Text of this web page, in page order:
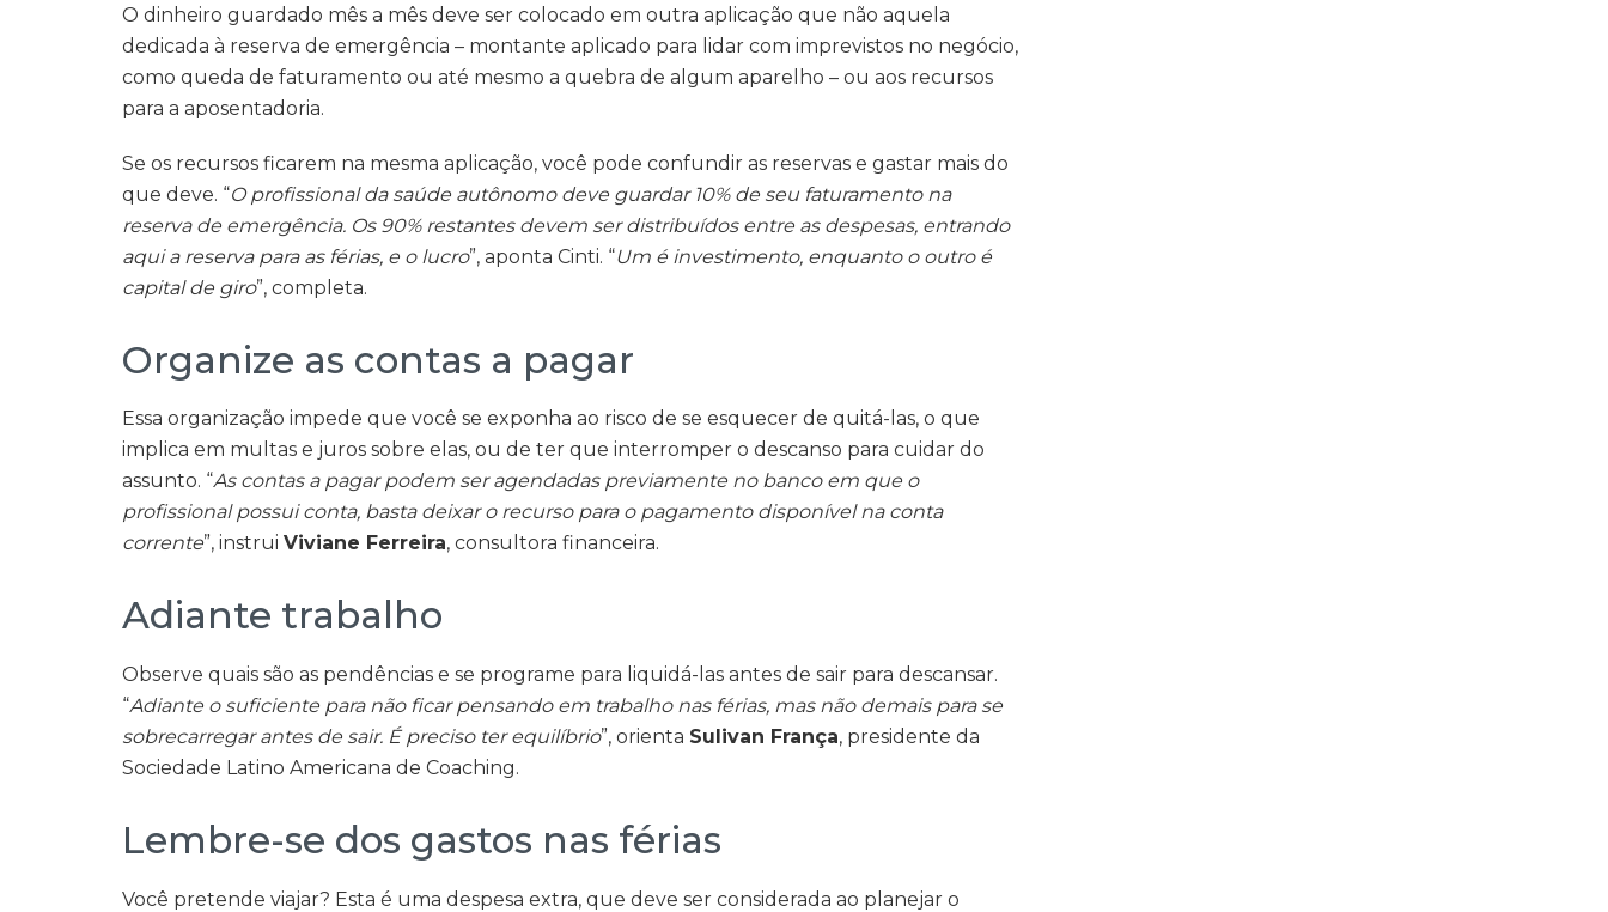
O dinheiro guardado mês a mês deve ser colocado em outra aplicação que não aquela
dedicada à reserva de emergência – montante aplicado para lidar com imprevistos no negócio,
como queda de faturamento ou até mesmo a quebra de algum aparelho – ou aos recursos
para a aposentadoria.
Se os recursos ficarem na mesma aplicação, você pode confundir as reservas e gastar mais do
que deve. “O profissional da saúde autônomo deve guardar 10% de seu faturamento na
reserva de emergência. Os 90% restantes devem ser distribuídos entre as despesas, entrando
aqui a reserva para as férias, e o lucro”, aponta Cinti. “Um é investimento, enquanto o outro é
capital de giro”, completa.
Organize as contas a pagar
Essa organização impede que você se exponha ao risco de se esquecer de quitá-las, o que
implica em multas e juros sobre elas, ou de ter que interromper o descanso para cuidar do
assunto. “As contas a pagar podem ser agendadas previamente no banco em que o
profissional possui conta, basta deixar o recurso para o pagamento disponível na conta
corrente”, instrui Viviane Ferreira, consultora financeira.
Adiante trabalho
Observe quais são as pendências e se programe para liquidá-las antes de sair para descansar.
“Adiante o suficiente para não ficar pensando em trabalho nas férias, mas não demais para se
sobrecarregar antes de sair. É preciso ter equilíbrio”, orienta Sulivan França, presidente da
Sociedade Latino Americana de Coaching.
Lembre-se dos gastos nas férias
Você pretende viajar? Esta é uma despesa extra, que deve ser considerada ao planejar o